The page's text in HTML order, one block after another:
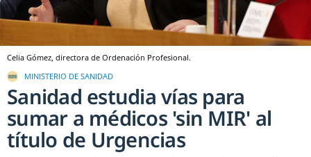
Celia Gómez, directora de Ordenación Profesional.
MINISTERIO DE SANIDAD
Sanidad estudia vías para
sumar a médicos 'sin MIR' al
título de Urgencias